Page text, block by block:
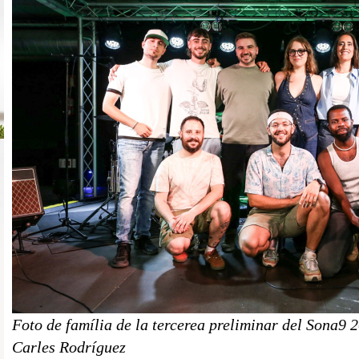
Foto de família de la tercerea preliminar del Sona9
Carles Rodríguez